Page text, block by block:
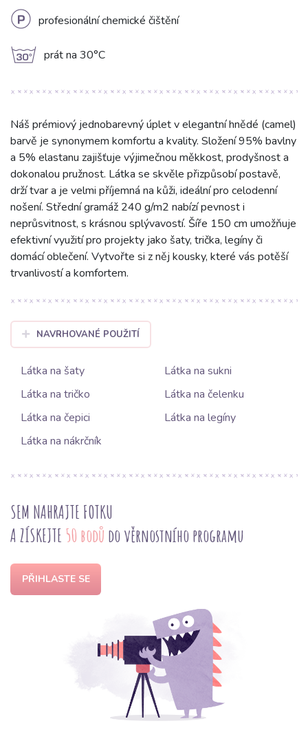
L profesionální chemické čištění
g prát na 30°C
Náš prémiový jednobarevný úplet v elegantní hnědé (camel)
barvě je synonymem komfortu a kvality. Složení 95% bavlny
a 5% elastanu zajišťuje výjimečnou měkkost, prodyšnost a
dokonalou pružnost. Látka se skvěle přizpůsobí postavě,
drží tvar a je velmi příjemná na kůži, ideální pro celodenní
nošení. Střední gramáž 240 g/m2 nabízí pevnost i
neprůsvitnost, s krásnou splývavostí. Šíře 150 cm umožňuje
efektivní využití pro projekty jako šaty, trička, legíny či
domácí oblečení. Vytvořte si z něj kousky, které vás potěší
trvanlivostí a komfortem.
NAVRHOVANÉ POUŽITÍ
Látka na šaty
Látka na sukni
Látka na tričko
Látka na čelenku
Látka na čepici
Látka na legíny
Látka na nákrčník
SEM NAHRAJTE FOTKU
A ZÍSKEJTE 50 bodů do věrnostního programu
PŘIHLASTE SE